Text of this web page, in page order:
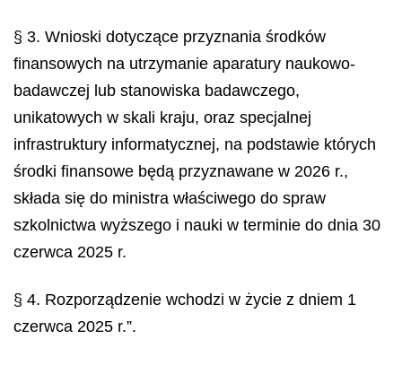
§ 3. Wnioski dotyczące przyznania środków
finansowych na utrzymanie aparatury naukowo-
badawczej lub stanowiska badawczego,
unikatowych w skali kraju, oraz specjalnej
infrastruktury informatycznej, na podstawie których
środki finansowe będą przyznawane w 2026 r.,
składa się do ministra właściwego do spraw
szkolnictwa wyższego i nauki w terminie do dnia 30
czerwca 2025 r.
§ 4. Rozporządzenie wchodzi w życie z dniem 1
czerwca 2025 r.”.